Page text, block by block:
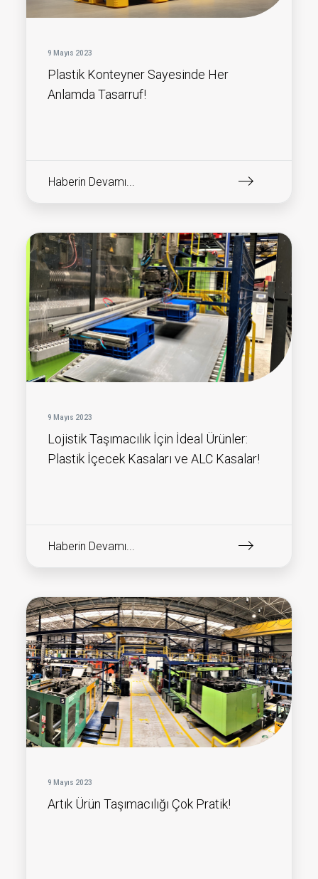
9 Mayıs 2023
Plastik Konteyner Sayesinde Her
Anlamda Tasarruf!
Haberin Devamı...
9 Mayıs 2023
Lojistik Taşımacılık İçin İdeal Ürünler:
Plastik İçecek Kasaları ve ALC Kasalar!
Haberin Devamı...
9 Mayıs 2023
Artık Ürün Taşımacılığı Çok Pratik!